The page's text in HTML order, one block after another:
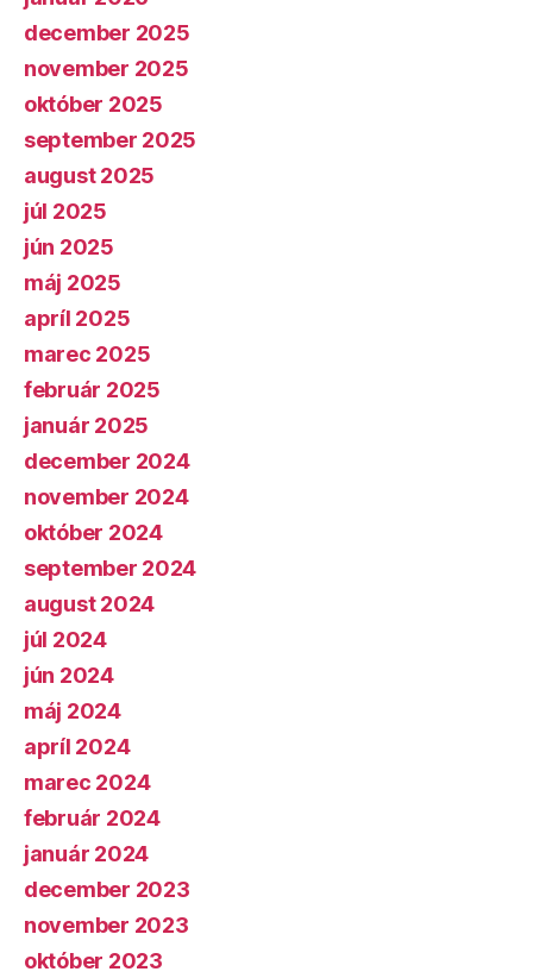
december 2025
november 2025
október 2025
september 2025
august 2025
júl 2025
jún 2025
máj 2025
apríl 2025
marec 2025
február 2025
január 2025
december 2024
november 2024
október 2024
september 2024
august 2024
júl 2024
jún 2024
máj 2024
apríl 2024
marec 2024
február 2024
január 2024
december 2023
november 2023
október 2023